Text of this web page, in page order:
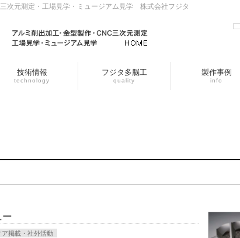
次元測定・工場見学・ミュージアム見学 株式会社フジタ
技術情報
technology
フジタ多脳工
quality
製作事例
info
ー
ア掲載・社外活動